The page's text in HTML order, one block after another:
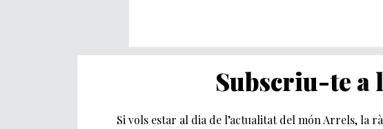
Subscriu-te a
Si vols estar al dia de l’actualitat del món Arrels, la